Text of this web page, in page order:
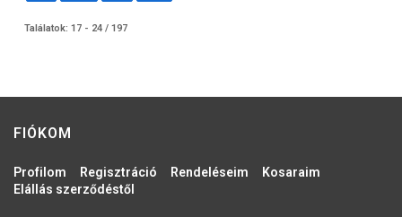
Találatok: 17 - 24 / 197
FIÓKOM
Profilom Regisztráció Rendeléseim
Kosaraim
Elállás szerződéstől